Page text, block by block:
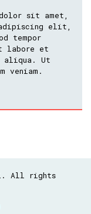
dolor sit amet,
elit,
tempor
labore et
aliqua. Ut
veniam.
All rights